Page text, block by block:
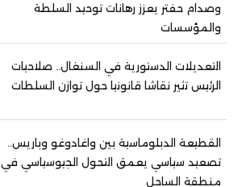
وصدام حفتر يعزز رهانات توحيد السلطة
والمؤسسات
التعديلات الدستورية في السنغال.. صلاحيات
الرئيس تثير نقاشا قانونيا حول توازن السلطات
القطيعة الدبلوماسية بين واغادوغو وباريس..
تصعيد سياسي يعمق التحول الجيوسياسي في
منطقة الساحل